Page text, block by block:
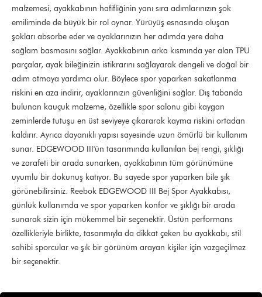
malzemesi, ayakkabının hafifliğinin yanı sıra adımlarınızın şok
emiliminde de büyük bir rol oynar. Yürüyüş esnasında oluşan
şokları absorbe eder ve ayaklarınızın her adımda yere daha
sağlam basmasını sağlar. Ayakkabının arka kısmında yer alan TPU
parçalar, ayak bileğinizin istikrarını sağlayarak dengeli ve doğal bir
adım atmaya yardımcı olur. Böylece spor yaparken sakatlanma
riskini en aza indirir, ayaklarınızın güvenliğini sağlar. Dış tabanda
bulunan kauçuk malzeme, özellikle spor salonu gibi kaygan
zeminlerde tutuşu en üst seviyeye çıkararak kayma riskini ortadan
kaldırır. Ayrıca dayanıklı yapısı sayesinde uzun ömürlü bir kullanım
sunar. EDGEWOOD III'ün tasarımında kullanılan bej rengi, şıklığı
ve zarafeti bir arada sunarken, ayakkabının tüm görünümüne
uyumlu bir dokunuş katıyor. Bu sayede spor yaparken bile şık
görünebilirsiniz. Reebok EDGEWOOD III Bej Spor Ayakkabısı,
günlük kullanımda ve spor yaparken konfor ve şıklığı bir arada
sunarak sizin için mükemmel bir seçenektir. Üstün performans
özellikleriyle birlikte, tasarımıyla da dikkat çeken bu ayakkabı, stil
sahibi sporcular ve şık bir görünüm arayan kişiler için vazgeçilmez
bir seçenektir.